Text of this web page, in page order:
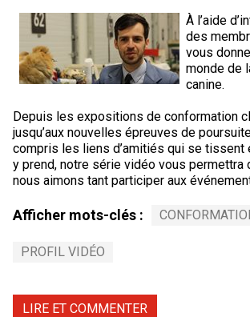
Braque de Weimar
Saint Bernard
Dogue du Tibet
Laika de lakoutie
À l’aide
des
vous
monde de
canine.
Depuis les expositions de conformation
jusqu’aux nouvelles épreuves de
compris les liens d’amitiés qui se tissent
y prend, notre série vidéo vous permettra
nous aimons tant participer aux
Afficher mots-clés :
PROFIL VIDÉO
LIRE ET COMMENTER